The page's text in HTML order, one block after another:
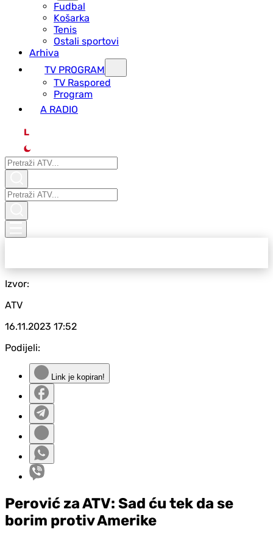
Fudbal
Košarka
Tenis
Ostali sportovi
Arhiva
TV PROGRAM
ТV Raspored
Program
A RADIO
L
Izvor:
ATV
16.11.2023 17:52
Podijeli:
Link je kopiran!
Perović za ATV: Sad ću tek da se
borim protiv Amerike